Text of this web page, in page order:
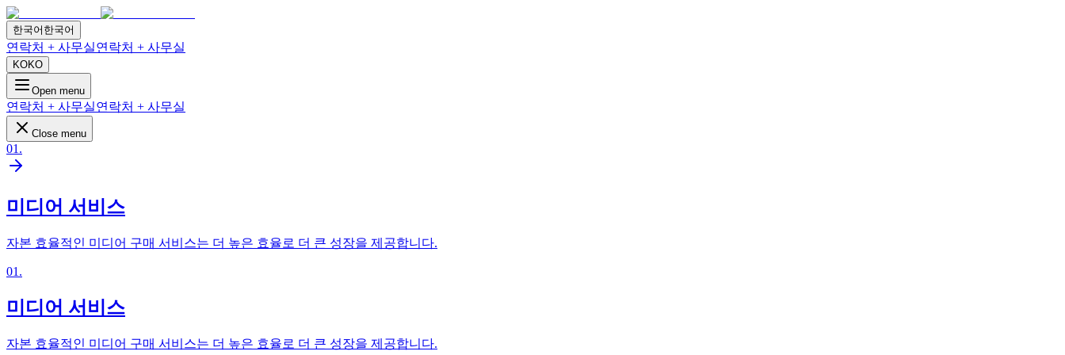
한국어 한국어
연락처 + 사무실연락처 + 사무실
KOKO
Open menu
연락처 + 사무실연락처 + 사무실
Close menu
01 .
미디어 서비스
자본 효율적인 미디어 구매 서비스는 더 높은 효율로 더 큰 성장을 제공합니다.
01 .
미디어 서비스
자본 효율적인 미디어 구매 서비스는 더 높은 효율로 더 큰 성장을 제공합니다.